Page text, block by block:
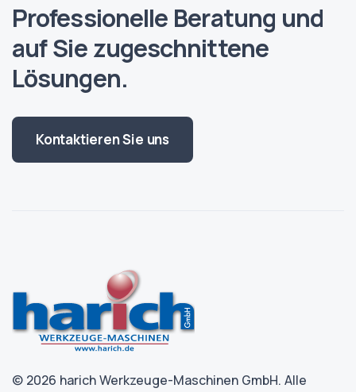
Professionelle Beratung und
auf Sie zugeschnittene
Lösungen.
Kontaktieren Sie uns
© 2026 harich Werkzeuge-Maschinen GmbH. Alle